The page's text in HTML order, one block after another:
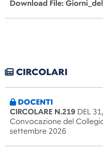
Download File:
CIRCOLARI
DOCENTI
CIRCOLARE N.219 DEL
Convocazione del
settembre 2026